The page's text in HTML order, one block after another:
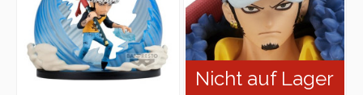
Nicht auf Lager